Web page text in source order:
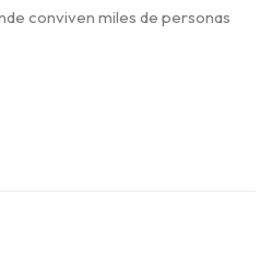
conviven miles de personas